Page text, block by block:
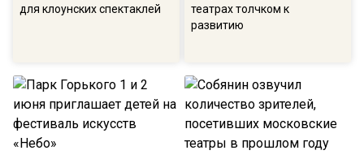
для клоунских спектаклей
театрах толчком к
развитию